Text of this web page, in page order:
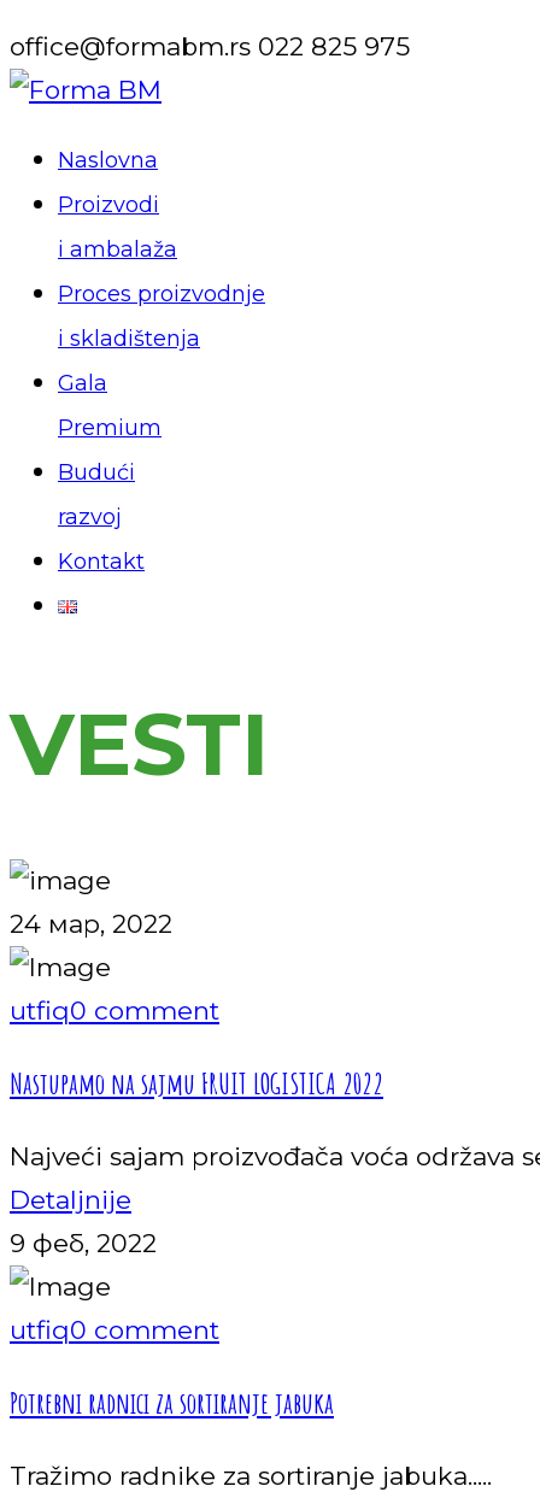
office@formabm.rs 022 825 975
Profile
ProfileNaslovna
Proizvodi
i ambalaža
Proces proizvodnje
i skladištenja
Gala
Premium
Budući
razvoj
Kontakt
VESTI
24 мар, 2022
utfiq0 comment
Nastupamo na sajmu FRUIT LOGISTICA 2022
Najveći sajam proizvođača voća održava
Detaljnije
9 феб, 2022
utfiq0 comment
Potrebni radnici za sortiranje jabuka
Tražimo radnike za sortiranje jabuka.....